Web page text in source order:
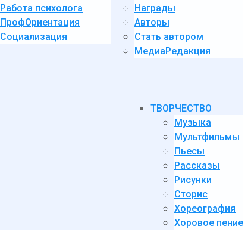
Работа психолога
ПрофОриентация
Социализация
Награды
Авторы
Стать автором
МедиаРедакция
ТВОРЧЕСТВО
Музыка
Мультфильмы
Пьесы
Рассказы
Рисунки
Сторис
Хореография
Хоровое пение